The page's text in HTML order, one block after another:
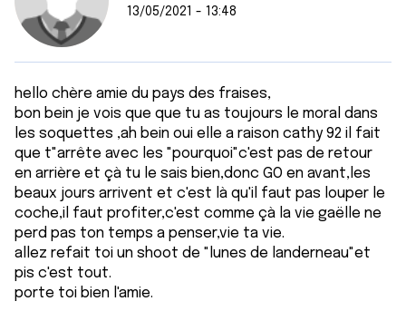
13/05/2021 - 13:48
hello chère amie du pays des fraises,
bon bein je vois que que tu as toujours le moral dans
les soquettes ,ah bein oui elle a raison cathy 92 il fait
que t"arrête avec les "pourquoi"c'est pas de retour
en arrière et çà tu le sais bien,donc GO en avant,les
beaux jours arrivent et c'est là qu'il faut pas louper le
coche,il faut profiter,c'est comme çà la vie gaëlle ne
perd pas ton temps a penser,vie ta vie.
allez refait toi un shoot de "lunes de landerneau"et
pis c'est tout.
porte toi bien l'amie.